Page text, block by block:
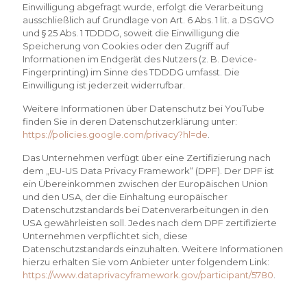
Einwilligung abgefragt wurde, erfolgt die Verarbeitung
ausschließlich auf Grundlage von Art. 6 Abs. 1 lit. a DSGVO
und § 25 Abs. 1 TDDDG, soweit die Einwilligung die
Speicherung von Cookies oder den Zugriff auf
Informationen im Endgerät des Nutzers (z. B. Device-
Fingerprinting) im Sinne des TDDDG umfasst. Die
Einwilligung ist jederzeit widerrufbar.
Weitere Informationen über Datenschutz bei YouTube
finden Sie in deren Datenschutzerklärung unter:
https://policies.google.com/privacy?hl=de
Das Unternehmen verfügt über eine Zertifizierung nach
dem „EU-US Data Privacy Framework“ (DPF). Der DPF ist
ein Übereinkommen zwischen der Europäischen Union
und den USA, der die Einhaltung europäischer
Datenschutzstandards bei Datenverarbeitungen in den
USA gewährleisten soll. Jedes nach dem DPF zertifizierte
Unternehmen verpflichtet sich, diese
Datenschutzstandards einzuhalten. Weitere Informationen
hierzu erhalten Sie vom Anbieter unter folgendem Link:
https://www.dataprivacyframework.gov/participant/5780